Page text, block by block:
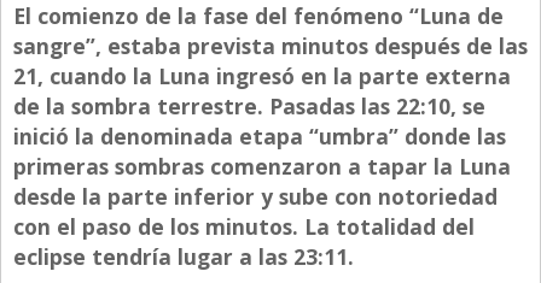
Coleccionistas
Con Estilo
De Bolsillo
Diarios de Argentina
Diarios del Mundo
Directivos
Ecología y Ambiente
El comienzo de la fase del fenómeno “Luna de
sangre”, estaba prevista minutos después de las
21, cuando la Luna ingresó en la parte externa
de la sombra terrestre. Pasadas las 22:10, se
inició la denominada etapa “umbra” donde las
primeras sombras comenzaron a tapar la Luna
desde la parte inferior y sube con notoriedad
con el paso de los minutos. La totalidad del
eclipse tendría lugar a las 23:11.